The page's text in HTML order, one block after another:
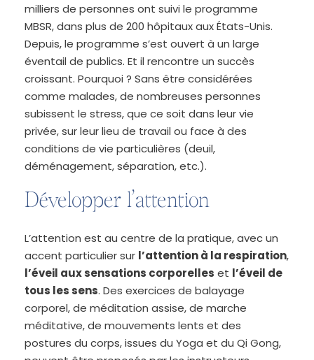
milliers de personnes ont suivi le programme
MBSR, dans plus de 200 hôpitaux aux États-Unis.
Depuis, le programme s’est ouvert à un large
éventail de publics. Et il rencontre un succès
croissant. Pourquoi ? Sans être considérées
comme malades, de nombreuses personnes
subissent le stress, que ce soit dans leur vie
privée, sur leur lieu de travail ou face à des
conditions de vie particulières (deuil,
déménagement, séparation, etc.).
Développer l’attention
L’attention est au centre de la pratique, avec un
accent particulier sur l’attention à la respiration,
l’éveil aux sensations corporelles et l’éveil de
tous les sens. Des exercices de balayage
corporel, de méditation assise, de marche
méditative, de mouvements lents et des
postures du corps, issues du Yoga et du Qi Gong,